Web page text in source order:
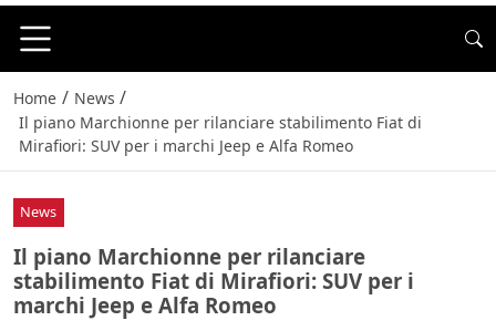
Home / News /
Il piano Marchionne per rilanciare stabilimento Fiat di
Mirafiori: SUV per i marchi Jeep e Alfa Romeo
News
Il piano Marchionne per rilanciare
stabilimento Fiat di Mirafiori: SUV per i
marchi Jeep e Alfa Romeo